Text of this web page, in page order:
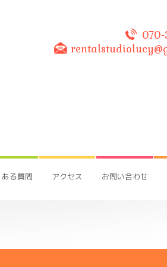
070-
ある質問 アクセス お問い合わせ